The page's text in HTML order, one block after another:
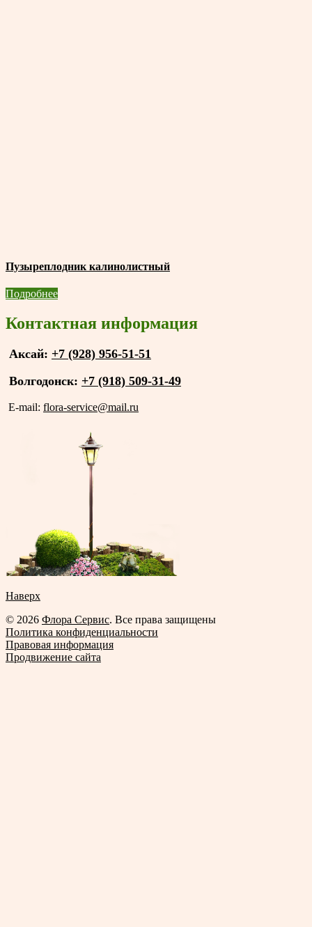
Пузыреплодник калинолистный
Подробнее
Контактная информация
Аксай: +7 (928) 956-51-51
Волгодонск: +7 (918) 509-31-49
E-mail: flora-service@mail.ru
Наверх
© 2026 Флора Сервис. Все права защищены
Политика конфиденциальности
Правовая информация
Продвижение сайта